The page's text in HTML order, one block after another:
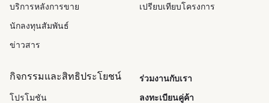
บริการหลังการขาย
นักลงทุนสัมพันธ์
ข่าวสาร
เปรียบเทียบโครงการ
กิจกรรมและสิทธิประโยชน์
โปรโมชัน
ร่วมงานกับเรา
ลงทะเบียนคู่ค้า